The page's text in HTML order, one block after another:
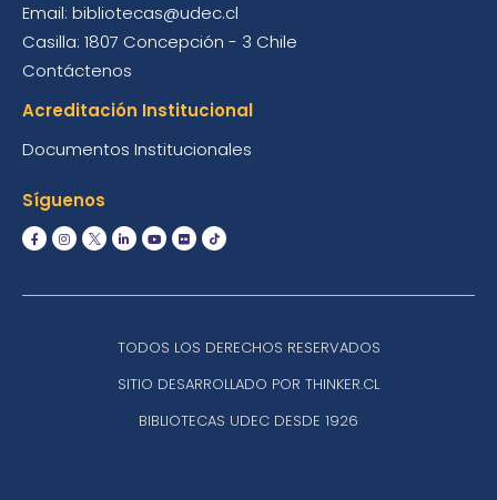
Email: bibliotecas@udec.cl
Casilla: 1807 Concepción - 3 Chile
Contáctenos
Acreditación Institucional
Documentos Institucionales
Síguenos
TODOS LOS DERECHOS RESERVADOS
SITIO DESARROLLADO POR THINKER.CL
BIBLIOTECAS UDEC DESDE 1926